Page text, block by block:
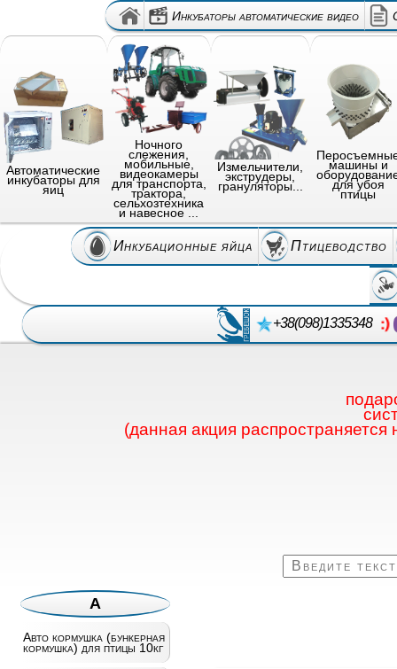
Инкубаторы автоматические видео
Автоматические
инкубаторы для
яиц
Ночного
слежения,
мобильные,
видеокамеры
для транспорта,
трактора,
сельхозтехника
и навесное ...
Измельчители,
экструдеры,
грануляторы...
машины и
для убоя
птицы
Инкубационные яйца Птицеводство
+38(098)1335348
(данная акция
А
Авто кормушка (бункерная
кормушка) для птицы 10кг